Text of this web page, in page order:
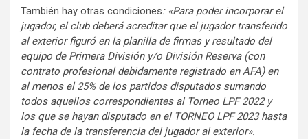
También hay otras condiciones: «Para poder incorporar el
jugador, el club deberá acreditar que el jugador transferido
al exterior figuró en la planilla de firmas y resultado del
equipo de Primera División y/o División Reserva (con
contrato profesional debidamente registrado en AFA) en
al menos el 25% de los partidos disputados sumando
todos aquellos correspondientes al Torneo LPF 2022 y
los que se hayan disputado en el TORNEO LPF 2023 hasta
la fecha de la transferencia del jugador al exterior».